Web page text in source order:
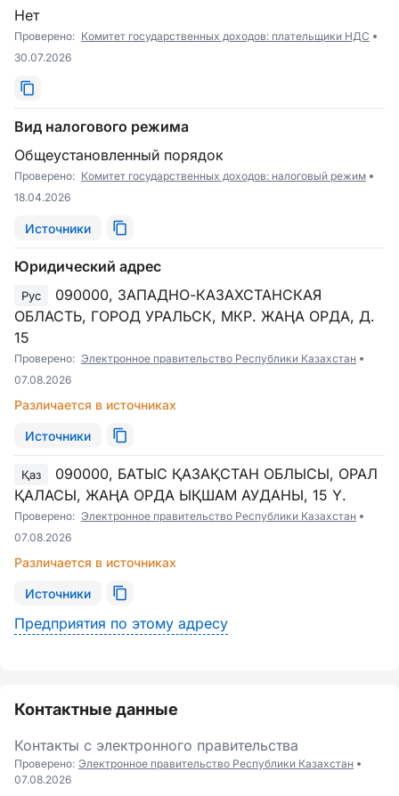
Нет
Проверено: Комитет государственных доходов: плательщики НДС
30.07.2026
Вид налогового режима
Общеустановленный порядок
Проверено: Комитет государственных доходов: налоговый режим
18.04.2026
Источники
Юридический адрес
Рус
090000, ЗАПАДНО-КАЗАХСТАНСКАЯ
ОБЛАСТЬ, ГОРОД УРАЛЬСК, МКР. ЖАҢА ОРДА, Д.
15
Проверено: Электронное правительство Республики Казахстан
07.08.2026
Различается в источниках
Источники
Қаз
090000, БАТЫС ҚАЗАҚСТАН ОБЛЫСЫ, ОРАЛ
ҚАЛАСЫ, ЖАҢА ОРДА ЫҚШАМ АУДАНЫ, 15 Ү.
Проверено: Электронное правительство Республики Казахстан
07.08.2026
Различается в источниках
Источники
Предприятия по этому адресу
Контактные данные
Контакты с электронного правительства
Проверено: Электронное правительство Республики Казахстан
07.08.2026